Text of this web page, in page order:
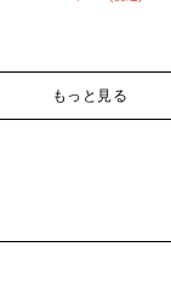
もっと見る